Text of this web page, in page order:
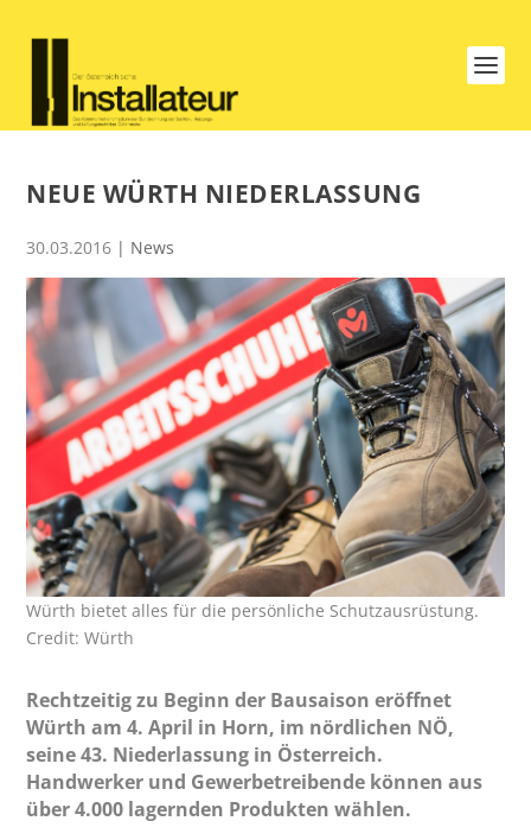
NEUE WÜRTH NIEDERLASSUNG
30.03.2016 | News
Würth bietet alles für die persönliche Schutzausrüstung.
Credit: Würth
Rechtzeitig zu Beginn der Bausaison eröffnet
Würth am 4. April in Horn, im nördlichen NÖ,
seine 43. Niederlassung in Österreich.
Handwerker und Gewerbetreibende können aus
über 4.000 lagernden Produkten wählen.